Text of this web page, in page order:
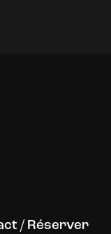
/ Réserver